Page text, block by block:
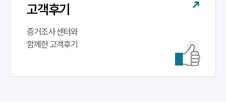
고객후기
증거조사 센터와
함께한 고객후기